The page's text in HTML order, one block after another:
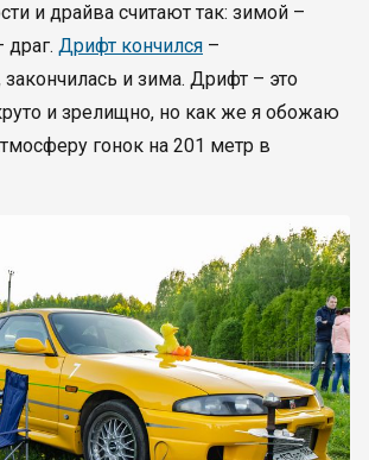
и драйва считают так: зимой –
драг. Дрифт кончился –
закончилась и зима. Дрифт – это
и зрелищно, но как же я обожаю
гонок на 201 метр в